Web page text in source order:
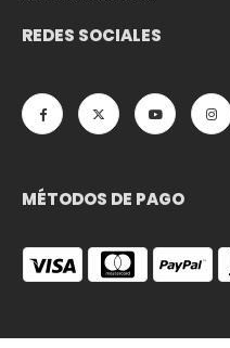
REDES SOCIALES
MÉTODOS DE PAGO